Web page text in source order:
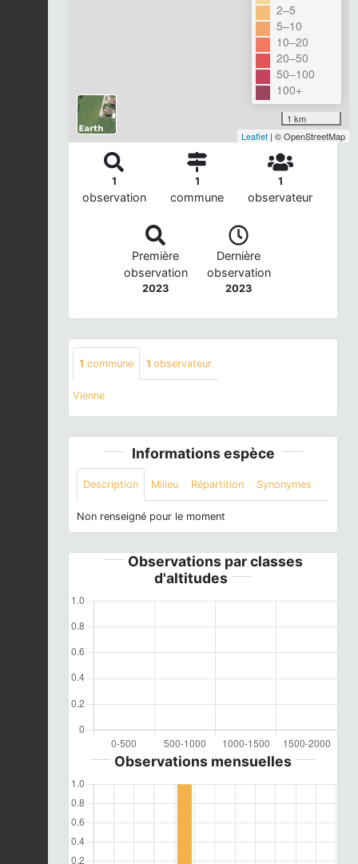
2–5
5–10
10–20
20–50
50–100
100+
1 km
Leaflet | © OpenStreetMap
1
observation
1
commune
1
observateur
Première
observation
2023
Dernière
observation
2023
1 commune 1 observateur
Vienne
Informations espèce
Description Milieu Répartition Synonymes
Non renseigné pour le moment
Observations par classes
d'altitudes
Observations mensuelles